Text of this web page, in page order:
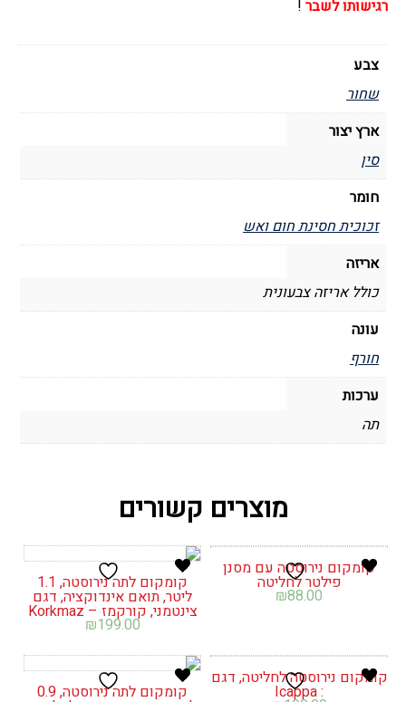
רגישותו לשבר !
צבע
שחור
ארץ יצור
סין
חומר
זכוכית חסינת חום ואש
אריזה
כולל אריזה צבעונית
עונה
חורף
ערכות
תה
מוצרים קשורים
קומקום נירוסטה עם מסנן
פילטר לחליטה
₪88.00
קומקום לתה נירוסטה, 1.1
ליטר, תואם אינדוקציה, דגם
צינטמני, קורקמז – Korkmaz
₪199.00
קומקום נירוסטה לחליטה, דגם
: Icappa קומקום לתה נירוסטה, 0.9